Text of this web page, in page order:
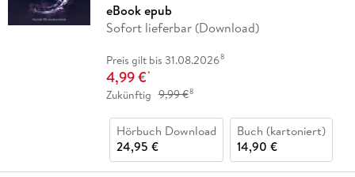
eBook epub
Sofort lieferbar (Download)
Preis gilt bis 31.08.20268
4,99 €*
Zukünftig 9,99 €8
Hörbuch Download
24,95 €
Buch (kartoniert)
14,90 €